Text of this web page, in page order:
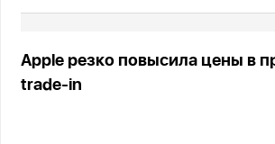
Apple резко повысила цены в
trade-in